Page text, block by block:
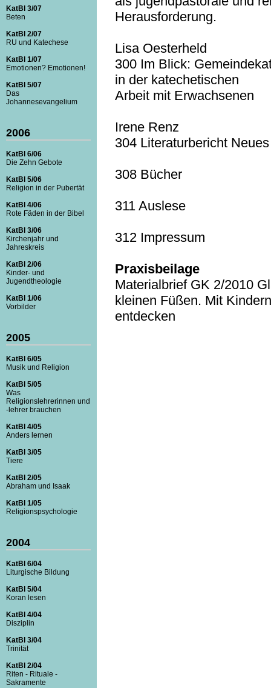
KatBl 3/07
Beten
KatBl 2/07
RU und Katechese
KatBl 1/07
Emotionen? Emotionen!
KatBl 5/07
Das
Johannesevangelium
2006
KatBl 6/06
Die Zehn Gebote
KatBl 5/06
Religion in der Pubertät
KatBl 4/06
Rote Fäden in der Bibel
KatBl 3/06
Kirchenjahr und
Jahreskreis
KatBl 2/06
Kinder- und
Jugendtheologie
KatBl 1/06
Vorbilder
2005
KatBl 6/05
Musik und Religion
KatBl 5/05
Was
Religionslehrerinnen und
-lehrer brauchen
KatBl 4/05
Anders lernen
KatBl 3/05
Tiere
KatBl 2/05
Abraham und Isaak
KatBl 1/05
Religionspsychologie
2004
KatBl 6/04
Liturgische Bildung
KatBl 5/04
Koran lesen
KatBl 4/04
Disziplin
KatBl 3/04
Trinität
KatBl 2/04
Riten - Rituale -
Sakramente
Herausforderung.
Lisa Oesterheld
300 Im Blick:
in der katechetischen
Arbeit mit Erwachsenen
Irene Renz
304 Literaturbericht
308 Bücher
311 Auslese
312 Impressum
Praxisbeilage
Materialbrief GK 2/2010
kleinen Füßen. Mit
entdecken